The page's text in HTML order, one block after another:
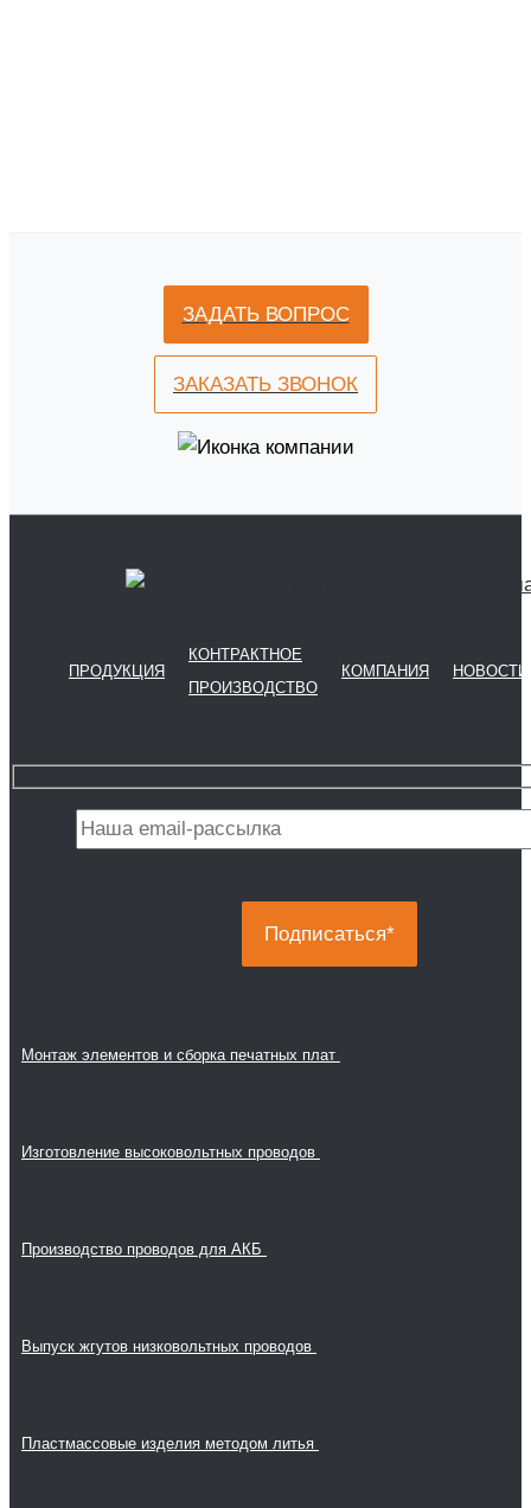
ЗАДАТЬ ВОПРОС
ЗАКАЗАТЬ ЗВОНОК
ПРОДУКЦИЯ
КОНТРАКТНОЕ
ПРОИЗВОДСТВО
КОМПАНИЯ НОВОСТИ
Монтаж элементов и сборка печатных плат
Изготовление высоковольтных проводов
Производство проводов для АКБ
Выпуск жгутов низковольтных проводов
Пластмассовые изделия методом литья